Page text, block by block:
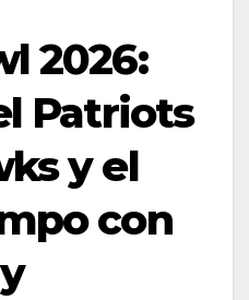
2026:
Patriots
y el
con